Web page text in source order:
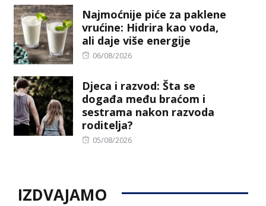
Najmoćnije piće za paklene
vrućine: Hidrira kao voda,
ali daje više energije
Posted
06/08/2026
Djeca i razvod: Šta se
događa među braćom i
sestrama nakon razvoda
roditelja?
Posted
05/08/2026
IZDVAJAMO